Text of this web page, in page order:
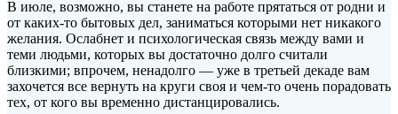
В июле, возможно, вы станете на работе прятаться от родни и
от каких-то бытовых дел, заниматься которыми нет никакого
желания. Ослабнет и психологическая связь между вами и
теми людьми, которых вы достаточно долго считали
близкими; впрочем, ненадолго — уже в третьей декаде вам
захочется все вернуть на круги своя и чем-то очень порадовать
тех, от кого вы временно дистанцировались.